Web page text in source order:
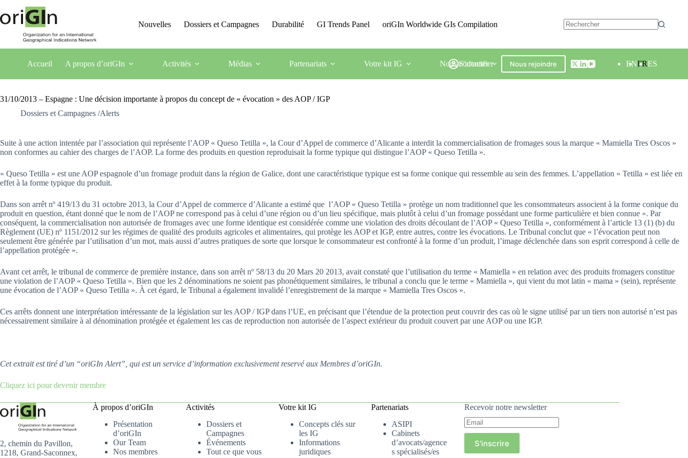
Nouvelles Dossiers et Campagnes Durabilité GI Trends Panel oriGIn Worldwide GIs Compilation
Accueil A propos d’oriGIn Activités Médias Partenariats Votre kit IG Nous contacter
S'identifier Nous rejoindre ENFRES
31/10/2013 – Espagne : Une décision importante à propos du concept de « évocation » des AOP / IGP
Dossiers et Campagnes /Alerts
Suite à une action intentée par l’association qui représente l’AOP « Queso Tetilla », la Cour d’Appel de commerce d’Alicante a interdit la commercialisation de fromages sous la marque « Mamiella Tres Oscos »
non conformes au cahier des charges de l’AOP. La forme des produits en question reproduisait la forme typique qui distingue l’AOP « Queso Tetilla ».
« Queso Tetilla » est une AOP espagnole d’un fromage produit dans la région de Galice, dont une caractéristique typique est sa forme conique qui ressemble au sein des femmes. L’appellation « Tetilla » est liée en
effet à la forme typique du produit.
Dans son arrêt nº 419/13 du 31 octobre 2013, la Cour d’Appel de commerce d’Alicante a estimé que l’AOP « Queso Tetilla » protège un nom traditionnel que les consommateurs associent à la forme conique du
produit en question, étant donné que le nom de l’AOP ne correspond pas à celui d’une région ou d’un lieu spécifique, mais plutôt à celui d’un fromage possédant une forme particulière et bien connue ». Par
conséquent, la commercialisation non autorisée de fromages avec une forme identique est considérée comme une violation des droits découlant de l’AOP « Queso Tetilla », conformément à l’article 13 (1) (b) du
Règlement (UE) nº 1151/2012 sur les régimes de qualité des produits agricoles et alimentaires, qui protège les AOP et IGP, entre autres, contre les évocations. Le Tribunal conclut que « l’évocation peut non
seulement être générée par l’utilisation d’un mot, mais aussi d’autres pratiques de sorte que lorsque le consommateur est confronté à la forme d’un produit, l’image déclenchée dans son esprit correspond à celle de
l’appellation protégée ».
Avant cet arrêt, le tribunal de commerce de première instance, dans son arrêt nº 58/13 du 20 Mars 20 2013, avait constaté que l’utilisation du terme « Mamiella » en relation avec des produits fromagers constitue
une violation de l’AOP « Queso Tetilla ». Bien que les 2 dénominations ne soient pas phonétiquement similaires, le tribunal a conclu que le terme « Mamiella », qui vient du mot latin « mama » (sein), représente
une évocation de l’AOP « Queso Tetilla ». À cet égard, le Tribunal a également invalidé l’enregistrement de la marque « Mamiella Tres Oscos ».
Ces arrêts donnent une interprétation intéressante de la législation sur les AOP / IGP dans l’UE, en précisant que l’étendue de la protection peut couvrir des cas où le signe utilisé par un tiers non autorisé n’est pas
nécessairement similaire à al dénomination protégée et également les cas de reproduction non autorisée de l’aspect extérieur du produit couvert par une AOP ou une IGP.
Cet extrait est tiré d’un “oriGIn Alert”, qui est un service d’information exclusivement reservé aux Membres d’oriGIn.
Cliquez ici pour devenir membre
2, chemin du Pavillon,
1218, Grand-Saconnex,
À propos d’oriGIn
Présentation
d’oriGIn
Our Team
Nos membres
Activités
Dossiers et
Campagnes
Événements
Tout ce que vous
Votre kit IG
Concepts clés sur
les IG
Informations
juridiques
Partenariats
ASIPI
Cabinets
d’avocats/agence
s spécialisés/es
Recevoir notre newsletter
S'inscrire